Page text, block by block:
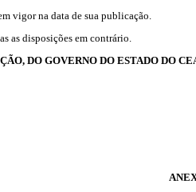
vigor na data de sua publicação.
as disposições em contrário.
DO GOVERNO DO ESTADO DO